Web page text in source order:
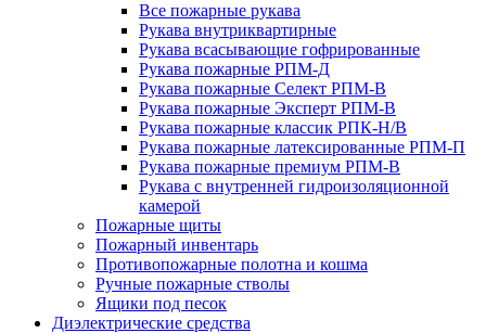
Все пожарные рукава
Рукава внутриквартирные
Рукава всасывающие гофрированные
Рукава пожарные РПМ-Д
Рукава пожарные Селект РПМ-В
Рукава пожарные Эксперт РПМ-В
Рукава пожарные классик РПК-Н/В
Рукава пожарные латексированные РПМ-П
Рукава пожарные премиум РПМ-В
Рукава с внутренней гидроизоляционной
камерой
Пожарные щиты
Пожарный инвентарь
Противопожарные полотна и кошма
Ручные пожарные стволы
Ящики под песок
Диэлектрические средства